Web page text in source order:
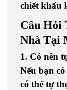
chiết khấu
Câu Hỏi
Nhà Tại
1. Có nên
Nếu bạn
có thể tự